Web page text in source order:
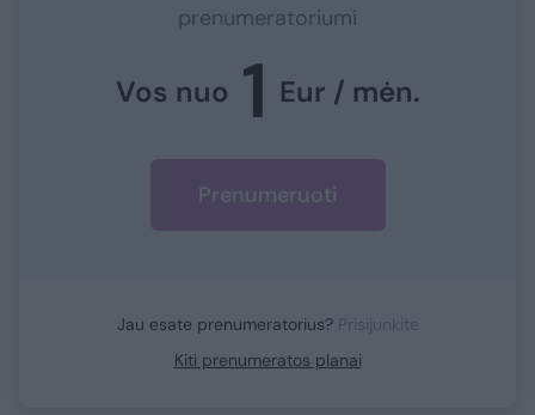
prenumeratoriumi
Vos nuo 1 Eur / mėn.
Prenumeruoti
Jau esate prenumeratorius? Prisijunkite
Kiti prenumeratos planai